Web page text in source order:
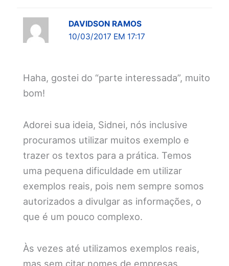
DAVIDSON RAMOS
10/03/2017 EM 17:17
Haha, gostei do “parte interessada”, muito
bom!
Adorei sua ideia, Sidnei, nós inclusive
procuramos utilizar muitos exemplo e
trazer os textos para a prática. Temos
uma pequena dificuldade em utilizar
exemplos reais, pois nem sempre somos
autorizados a divulgar as informações, o
que é um pouco complexo.
Às vezes até utilizamos exemplos reais,
mas sem citar nomes de empresas.